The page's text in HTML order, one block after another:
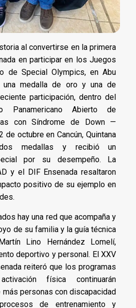
al convertirse en la primera
en participar en los Juegos
de Special Olympics, en Abu
una medalla de oro y una de
participación, dentro del
Panamericano Abierto de
con Síndrome de Down —
octubre en Cancún, Quintana
medallas y recibió un
por su desempeño. La
y el DIF Ensenada resaltaron
positivo de su ejemplo en
hay una red que acompaña y
de su familia y la guía técnica
Lino Hernández Lomelí,
deportivo y personal. El XXV
reiteró que los programas
física continuarán
personas con discapacidad
de entrenamiento y